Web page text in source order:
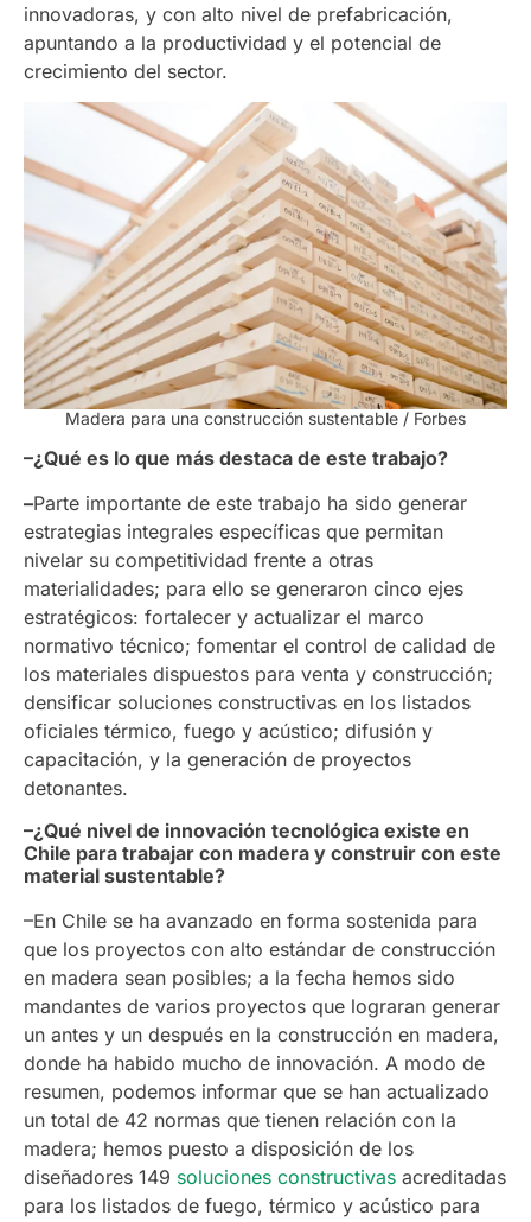
innovadoras, y con alto nivel de prefabricación,
apuntando a la productividad y el potencial de
crecimiento del sector.
Madera para una construcción sustentable / Forbes
–¿Qué es lo que más destaca de este trabajo?
–Parte importante de este trabajo ha sido generar
estrategias integrales específicas que permitan
nivelar su competitividad frente a otras
materialidades; para ello se generaron cinco ejes
estratégicos: fortalecer y actualizar el marco
normativo técnico; fomentar el control de calidad de
los materiales dispuestos para venta y construcción;
densificar soluciones constructivas en los listados
oficiales térmico, fuego y acústico; difusión y
capacitación, y la generación de proyectos
detonantes.
–¿Qué nivel de innovación tecnológica existe en
Chile para trabajar con madera y construir con este
material sustentable?
–En Chile se ha avanzado en forma sostenida para
que los proyectos con alto estándar de construcción
en madera sean posibles; a la fecha hemos sido
mandantes de varios proyectos que lograran generar
un antes y un después en la construcción en madera,
donde ha habido mucho de innovación. A modo de
resumen, podemos informar que se han actualizado
un total de 42 normas que tienen relación con la
madera; hemos puesto a disposición de los
diseñadores 149 soluciones constructivas acreditadas
para los listados de fuego, térmico y acústico para